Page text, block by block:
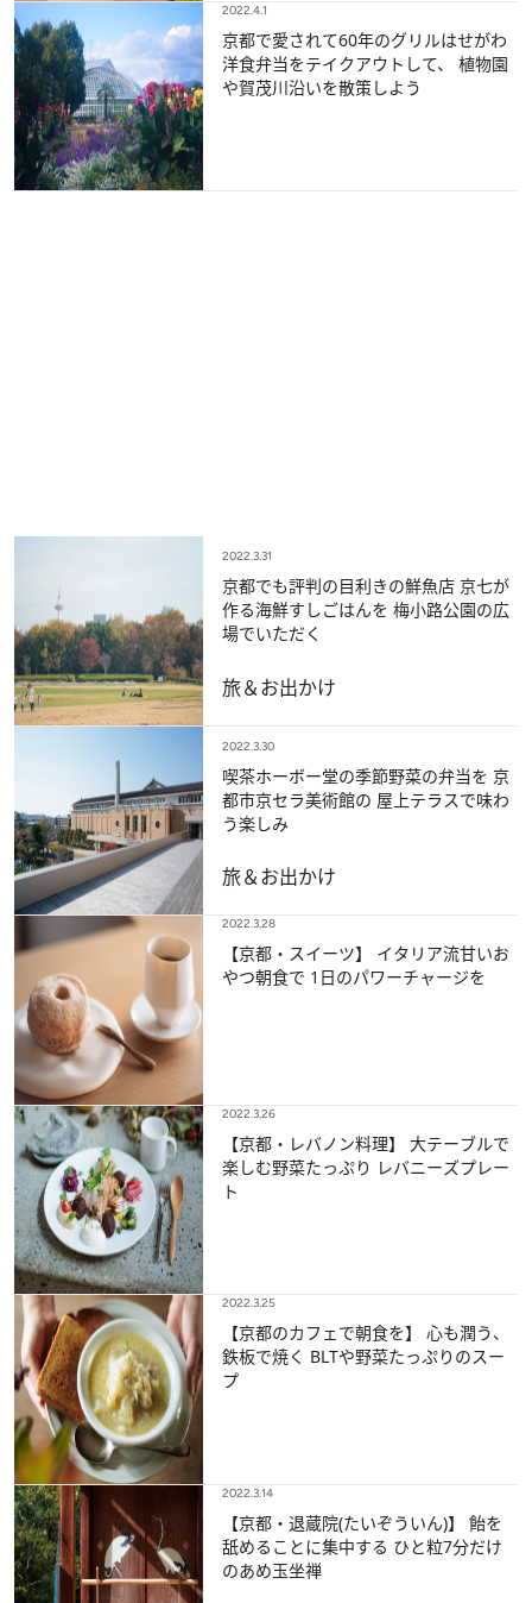
2022.4.1
京都で愛されて60年のグリルはせがわ
洋食弁当をテイクアウトして、 植物園
や賀茂川沿いを散策しよう
2022.3.31
京都でも評判の目利きの鮮魚店 京七が
作る海鮮すしごはんを 梅小路公園の広
場でいただく
旅＆お出かけ
2022.3.30
喫茶ホーボー堂の季節野菜の弁当を 京
都市京セラ美術館の 屋上テラスで味わ
う楽しみ
旅＆お出かけ
2022.3.28
【京都・スイーツ】 イタリア流甘いお
やつ朝食で 1日のパワーチャージを
2022.3.26
【京都・レバノン料理】 大テーブルで
楽しむ野菜たっぷり レバニーズプレー
ト
2022.3.25
【京都のカフェで朝食を】 心も潤う、
鉄板で焼く BLTや野菜たっぷりのスー
プ
2022.3.14
【京都・退蔵院(たいぞういん)】 飴を
舐めることに集中する ひと粒7分だけ
のあめ玉坐禅